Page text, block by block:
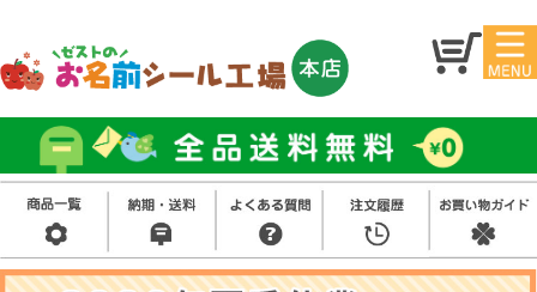
マイ
ジ
お名
前シ
ール
アイ
ロン
シー
ル